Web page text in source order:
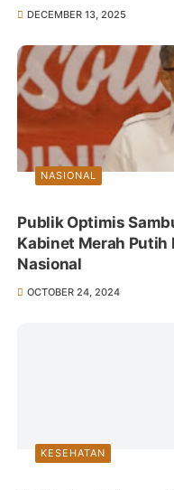
DECEMBER 13, 2025
NASIONAL
Publik Optimis
Kabinet Merah Putih
Nasional
OCTOBER 24, 2024
KESEHATAN